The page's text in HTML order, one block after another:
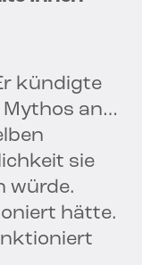
kündigte
Mythos an…
sie
würde.
hätte.